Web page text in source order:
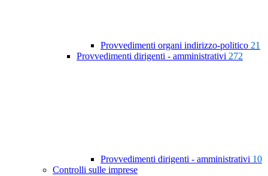
Provvedimenti organi indirizzo-politico 21
Provvedimenti dirigenti - amministrativi 272
Provvedimenti dirigenti - amministrativi 10
Controlli sulle imprese